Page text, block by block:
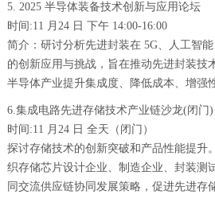
5. 2025 半导体装备技术创新与应用论坛
时间:11 月24 日 下午 14:00-16:00
简介：研讨分析先进封装在 5G、人工智
的创新应用与挑战，旨在推动先进封装技
半导体产业提升集成度、降低成本、增强
6.集成电路先进存储技术产业链沙龙(闭门)
时间:11 月24 日 全天（闭门）
探讨存储技术的创新突破和产品性能提升
织存储芯片设计企业、制造企业、封装测
同交流供应链协同发展策略，促进先进存